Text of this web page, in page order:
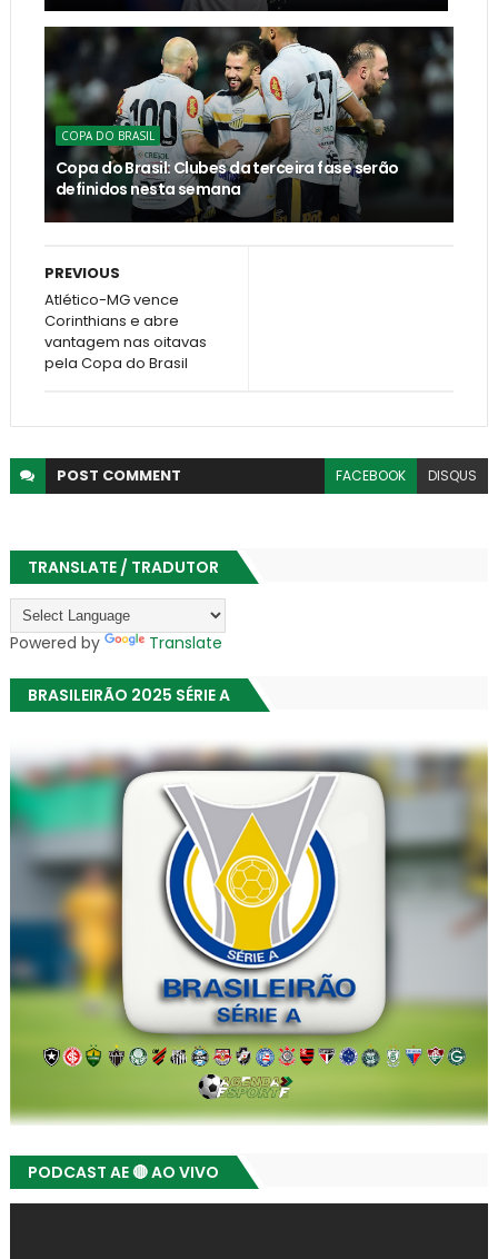
COPA DO BRASIL
Copa do Brasil: Clubes da terceira fase serão
definidos nesta semana
PREVIOUS
Atlético-MG vence
Corinthians e abre
vantagem nas oitavas
pela Copa do Brasil
POST COMMENT FACEBOOK DISQUS
TRANSLATE / TRADUTOR
Powered by Translate
BRASILEIRÃO 2025 SÉRIE A
PODCAST AE 🔴 AO VIVO